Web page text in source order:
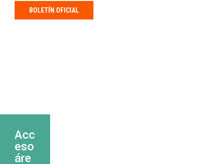
BOLETÍN OFICIAL
Acc
eso
áre